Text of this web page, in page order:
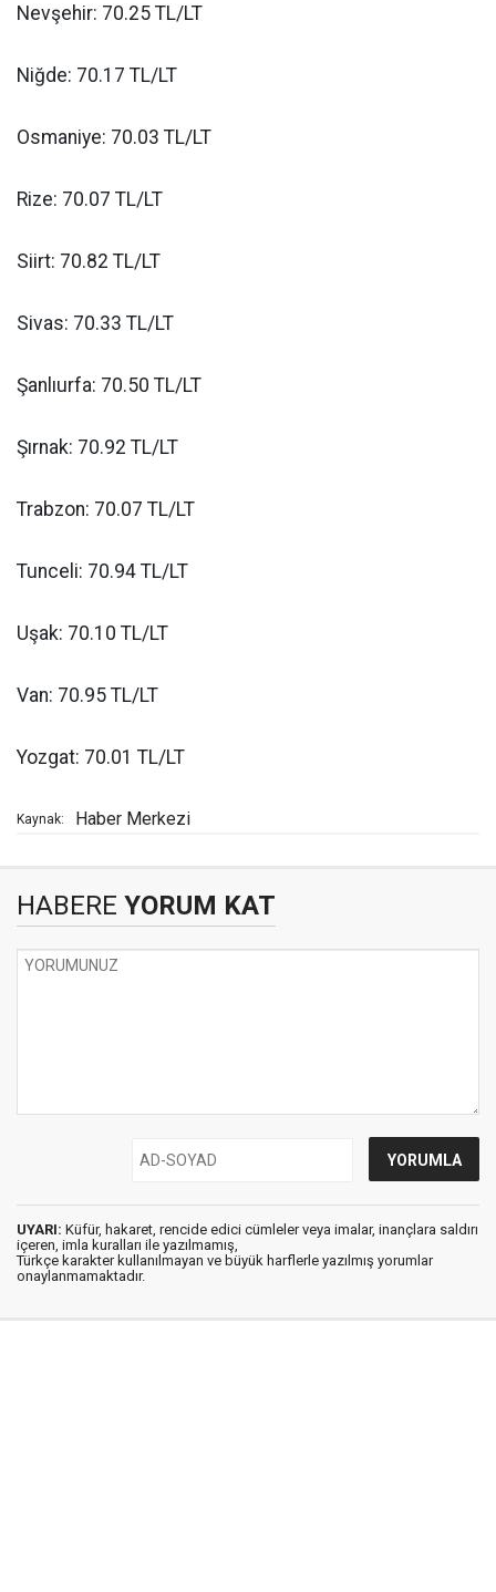
Nevşehir: 70.25 TL/LT
Niğde: 70.17 TL/LT
Osmaniye: 70.03 TL/LT
Rize: 70.07 TL/LT
Siirt: 70.82 TL/LT
Sivas: 70.33 TL/LT
Şanlıurfa: 70.50 TL/LT
Şırnak: 70.92 TL/LT
Trabzon: 70.07 TL/LT
Tunceli: 70.94 TL/LT
Uşak: 70.10 TL/LT
Van: 70.95 TL/LT
Yozgat: 70.01 TL/LT
Kaynak: Haber Merkezi
HABERE YORUM KAT
UYARI: Küfür, hakaret, rencide edici cümleler veya imalar, inançlara saldırı
içeren, imla kuralları ile yazılmamış,
Türkçe karakter kullanılmayan ve büyük harflerle yazılmış yorumlar
onaylanmamaktadır.